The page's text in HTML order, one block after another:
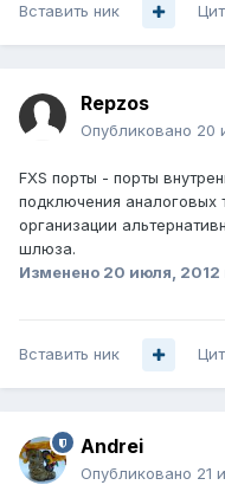
Вставить ник
Repzos
Опубликовано 20
FXS порты - порты
подключения аналоговых
организации
шлюза.
Изменено 20 июля, 2012
Вставить ник
Andrei
Опубликовано 21